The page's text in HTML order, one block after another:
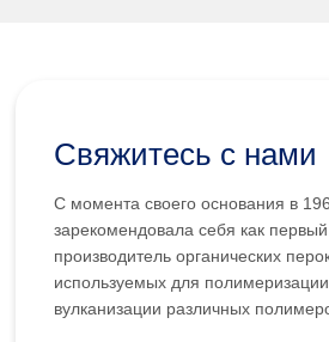
Свяжитесь с нами
С момента своего основания в
зарекомендовала себя как
производитель органических
используемых для
вулканизации различных